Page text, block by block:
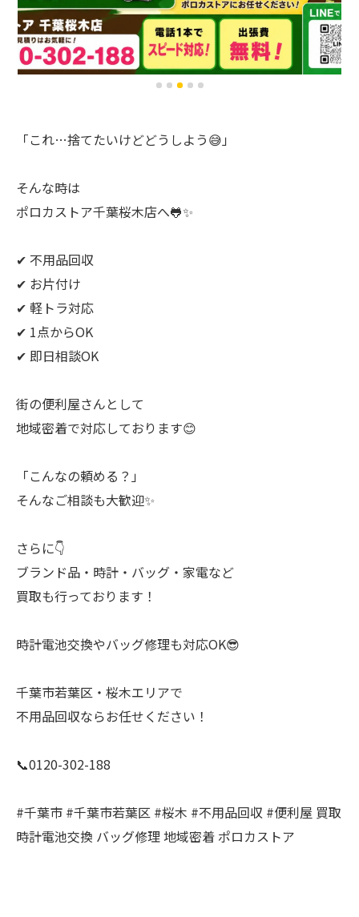
「これ…捨てたいけどどうしよう😅」
そんな時は
ポロカストア千葉桜木店へ🐸✨
✔ 不用品回収
✔ お片付け
✔ 軽トラ対応
✔ 1点からOK
✔ 即日相談OK
街の便利屋さんとして
地域密着で対応しております😊
「こんなの頼める？」
そんなご相談も大歓迎✨
さらに👇
ブランド品・時計・バッグ・家電など
買取も行っております！
時計電池交換やバッグ修理も対応OK😎
千葉市若葉区・桜木エリアで
不用品回収ならお任せください！
📞0120-302-188
#千葉市 #千葉市若葉区 #桜木 #不用品回収 #便利屋 買取
時計電池交換 バッグ修理 地域密着 ポロカストア